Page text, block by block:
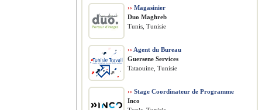
›› Magasinier
Duo Maghreb
Tunis, Tunisie
›› Agent du Bureau
Guersene Services
Tataouine, Tunisie
›› Stage Coordinateur de Programme
Inco